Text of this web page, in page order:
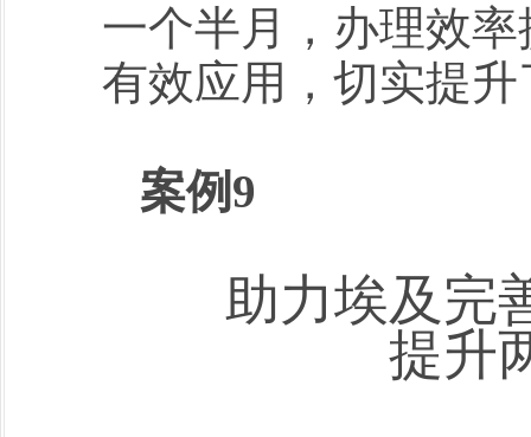
一个半月，办理效
有效应用，切实提
案例9
助力埃及完
提升